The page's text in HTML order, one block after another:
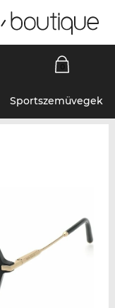
Sportszemüvegek